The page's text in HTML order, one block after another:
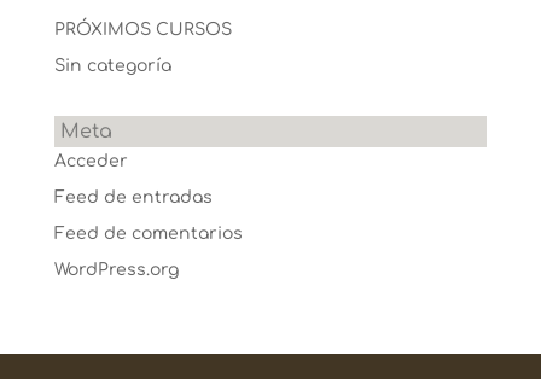
PRÓXIMOS CURSOS
Sin categoría
Meta
Acceder
Feed de entradas
Feed de comentarios
WordPress.org